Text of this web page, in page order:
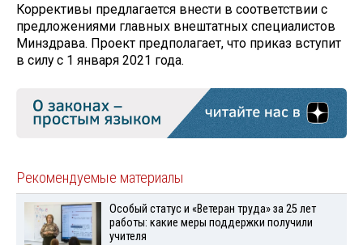
Коррективы предлагается внести в соответствии с
предложениями главных внештатных специалистов
Минздрава. Проект предполагает, что приказ вступит
в силу с 1 января 2021 года.
Рекомендуемые материалы
Особый статус и «Ветеран труда» за 25 лет
работы: какие меры поддержки получили
учителя